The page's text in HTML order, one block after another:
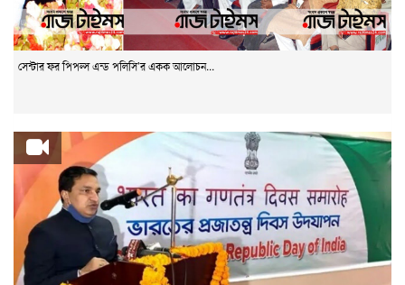
সেন্টার ফর পিপল্স এন্ড পলিসি’র একক আলোচন...